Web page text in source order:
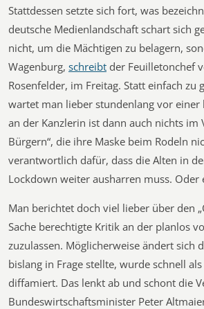
Stattdessen setzte sich fort, was
deutsche Medienlandschaft schart sich
nicht, um die Mächtigen zu belagern,
Wagenburg, schreibt der Feuilletonchef
Rosenfelder, im Freitag. Statt einfach zu
wartet man lieber stundenlang vor einer
an der Kanzlerin ist dann auch nichts im
Bürgern“, die ihre Maske beim Rodeln
verantwortlich dafür, dass die Alten in
Lockdown weiter ausharren muss. Oder
Man berichtet doch viel lieber über den
Sache berechtigte Kritik an der planlos
zuzulassen. Möglicherweise ändert sich
bislang in Frage stellte, wurde schnell
diffamiert. Das lenkt ab und schont die
Bundeswirtschaftsminister Peter